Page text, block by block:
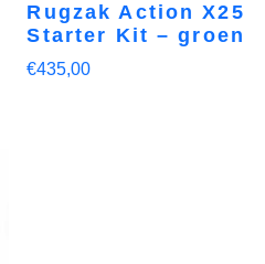
Rugzak Action X25
Starter Kit – groen
€435,00